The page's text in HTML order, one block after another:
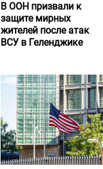
В ООН призвали к
защите мирных
жителей после атак
ВСУ в Геленджике